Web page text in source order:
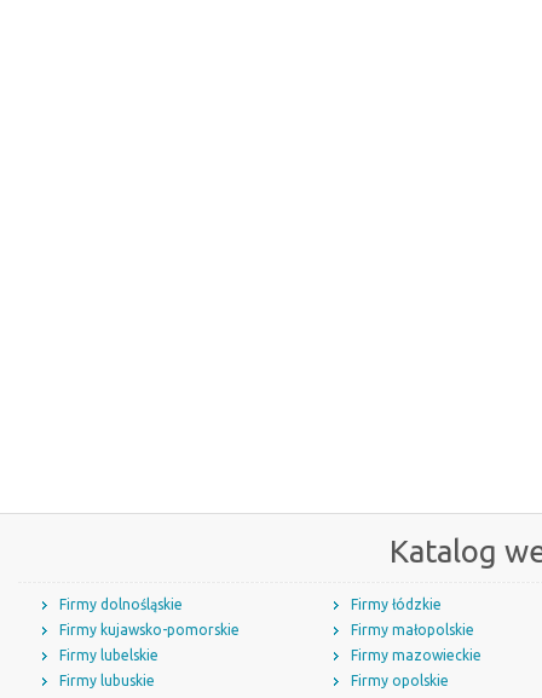
Katalog
Firmy dolnośląskie
Firmy kujawsko-pomorskie
Firmy lubelskie
Firmy lubuskie
Firmy łódzkie
Firmy małopolskie
Firmy mazowieckie
Firmy opolskie